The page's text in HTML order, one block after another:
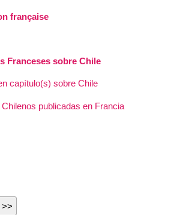
française
Franceses sobre Chile
capítulo(s) sobre Chile
publicadas en Francia